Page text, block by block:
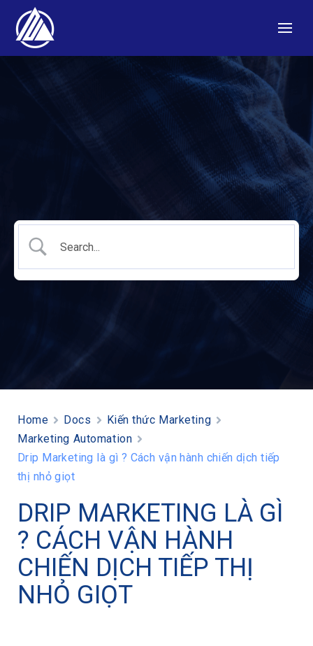
Home Docs
Kiến thức Marketing
Marketing Automation
Drip Marketing là gì ? Cách vận hành chiến dịch tiếp
thị nhỏ giọt
DRIP MARKETING LÀ GÌ
? CÁCH VẬN HÀNH
CHIẾN DỊCH TIẾP THỊ
NHỎ GIỌT